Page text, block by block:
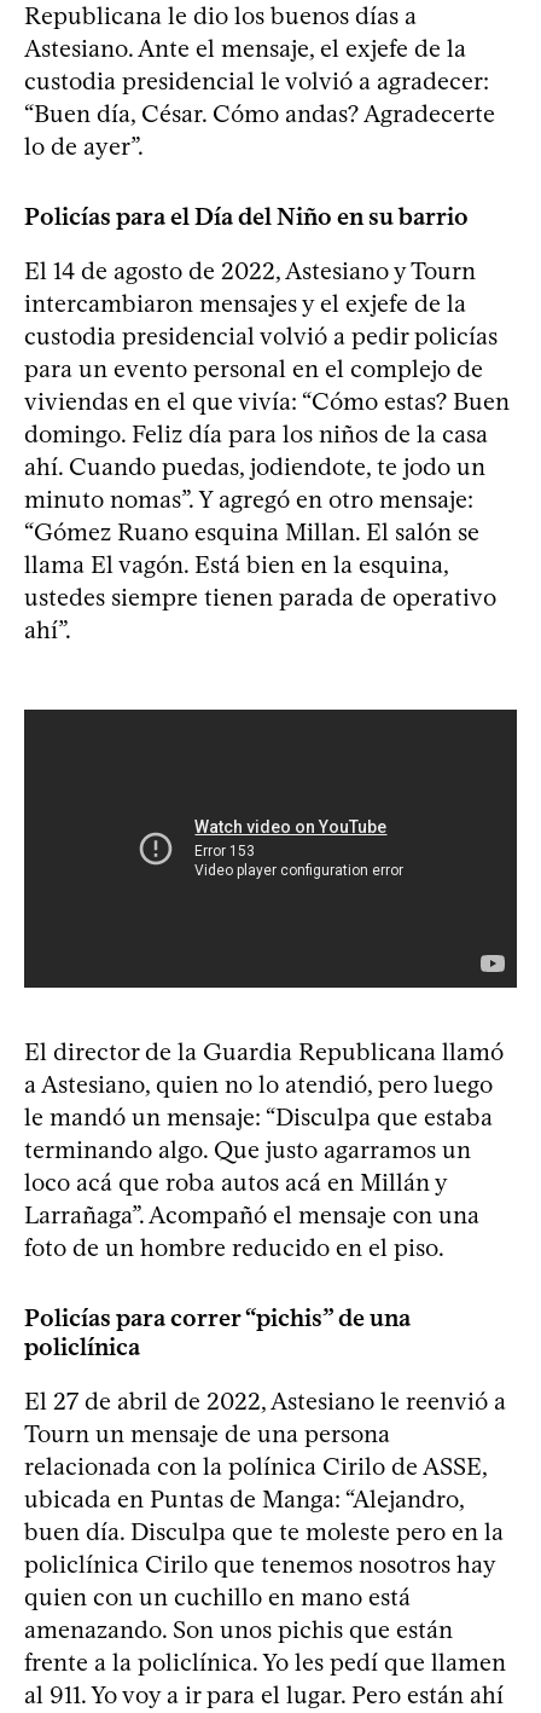
Republicana le dio los buenos días a
Astesiano. Ante el mensaje, el exjefe de la
custodia presidencial le volvió a agradecer:
“Buen día, César. Cómo andas? Agradecerte
lo de ayer”.
Policías para el Día del Niño en su barrio
El 14 de agosto de 2022, Astesiano y Tourn
intercambiaron mensajes y el exjefe de la
custodia presidencial volvió a pedir policías
para un evento personal en el complejo de
viviendas en el que vivía: “Cómo estas? Buen
domingo. Feliz día para los niños de la casa
ahí. Cuando puedas, jodiendote, te jodo un
minuto nomas”. Y agregó en otro mensaje:
“Gómez Ruano esquina Millan. El salón se
llama El vagón. Está bien en la esquina,
ustedes siempre tienen parada de operativo
ahí”.
El director de la Guardia Republicana llamó
a Astesiano, quien no lo atendió, pero luego
le mandó un mensaje: “Disculpa que estaba
terminando algo. Que justo agarramos un
loco acá que roba autos acá en Millán y
Larrañaga”. Acompañó el mensaje con una
foto de un hombre reducido en el piso.
Policías para correr “pichis” de una
policlínica
El 27 de abril de 2022, Astesiano le reenvió a
Tourn un mensaje de una persona
relacionada con la polínica Cirilo de ASSE,
ubicada en Puntas de Manga: “Alejandro,
buen día. Disculpa que te moleste pero en la
policlínica Cirilo que tenemos nosotros hay
quien con un cuchillo en mano está
amenazando. Son unos pichis que están
frente a la policlínica. Yo les pedí que llamen
al 911. Yo voy a ir para el lugar. Pero están ahí